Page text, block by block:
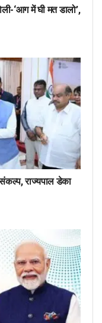
‘आग में घी मत डालो’,
राज्यपाल डेका